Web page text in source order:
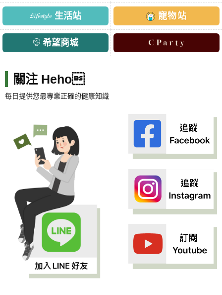
生活站 寵物站
希望商城
關注 Heho
每日提供您最專業正確的健康知識